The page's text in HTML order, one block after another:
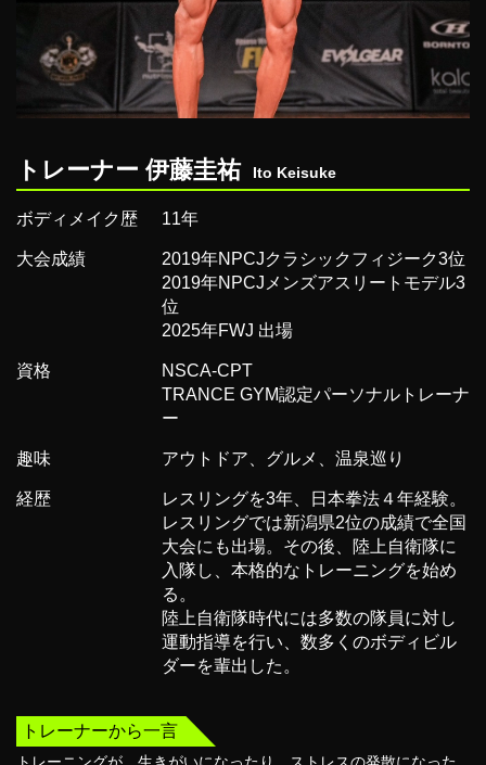
トレーナー 伊藤圭祐 Ito Keisuke
ボディメイク歴 11年
大会成績
2019年NPCJクラシックフィジーク3位
2019年NPCJメンズアスリートモデル3
位
2025年FWJ 出場
資格
NSCA-CPT
TRANCE GYM認定パーソナルトレーナ
ー
趣味 アウトドア、グルメ、温泉巡り
経歴
レスリングを3年、日本拳法４年経験。
レスリングでは新潟県2位の成績で全国
大会にも出場。その後、陸上自衛隊に
入隊し、本格的なトレーニングを始め
る。
陸上自衛隊時代には多数の隊員に対し
運動指導を行い、数多くのボディビル
ダーを輩出した。
トレーナーから一言